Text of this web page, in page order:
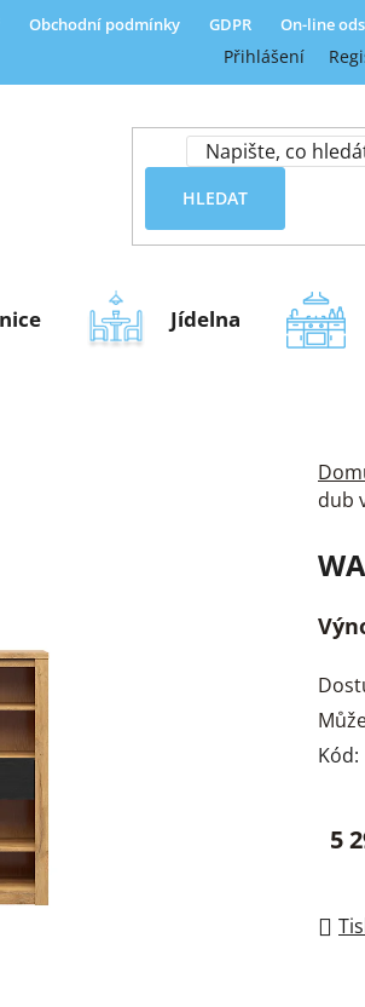
Obchodní podmínky GDPR On-line
Přihlášení
HLEDAT
Jídelna
dub
Kód:
5